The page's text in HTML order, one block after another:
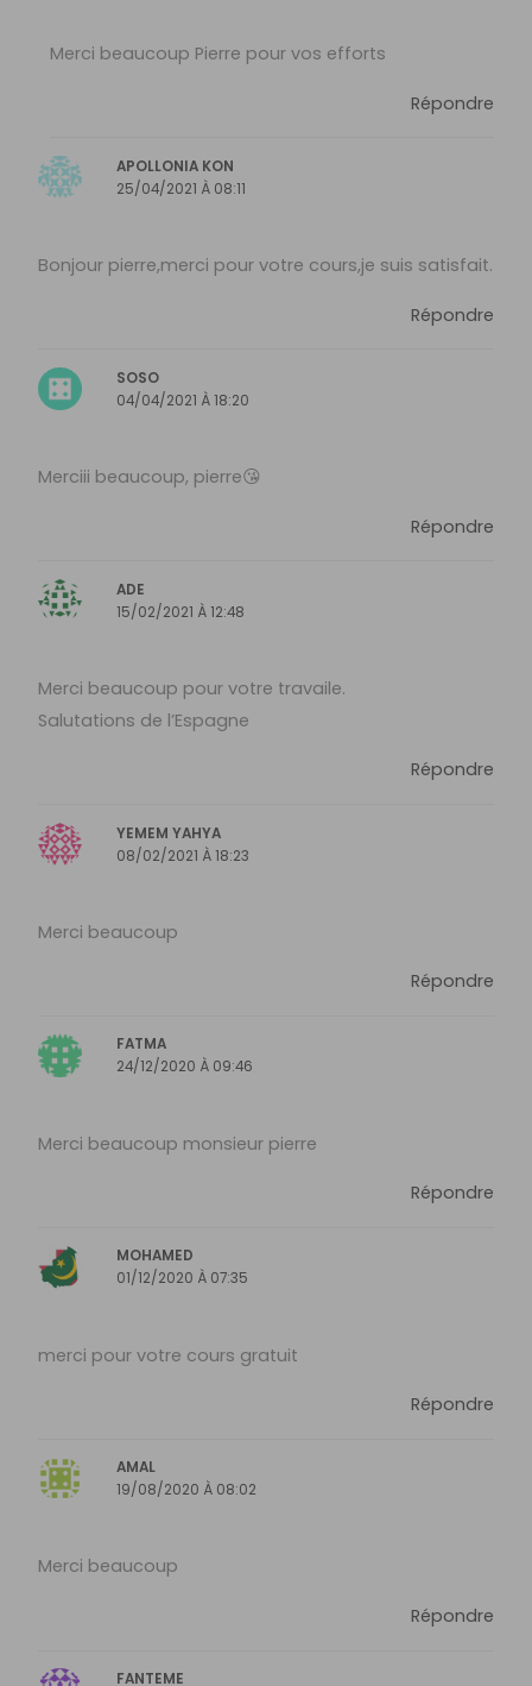
Merci beaucoup Pierre pour vos efforts
Répondre
APOLLONIA KON
25/04/2021 À 08:11
Bonjour pierre,merci pour votre cours,je suis satisfait.
Répondre
SOSO
04/04/2021 À 18:20
Merciii beaucoup, pierre😘
Répondre
ADE
15/02/2021 À 12:48
Merci beaucoup pour votre travaile.
Salutations de l’Espagne
Répondre
‪YEMEM YAHYA‬‏
08/02/2021 À 18:23
Merci beaucoup
Répondre
FATMA
24/12/2020 À 09:46
Merci beaucoup monsieur pierre
Répondre
MOHAMED
01/12/2020 À 07:35
merci pour votre cours gratuit
Répondre
AMAL
19/08/2020 À 08:02
Merci beaucoup
Répondre
FANTEME